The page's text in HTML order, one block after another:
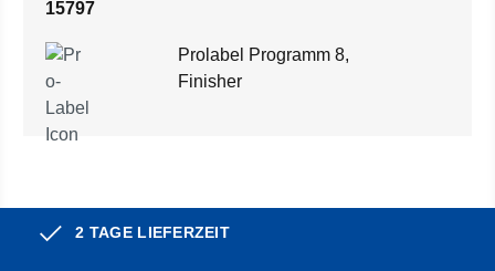
15797
Prolabel Programm 8,
Finisher
2 TAGE LIEFERZEIT